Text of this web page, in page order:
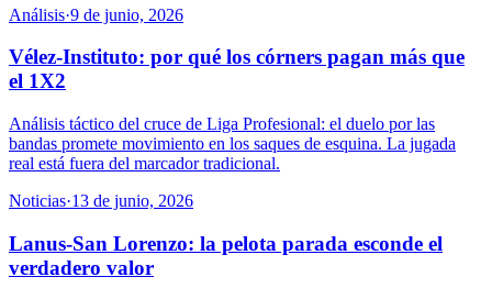
Análisis·9 de junio, 2026
Vélez-Instituto: por qué los córners pagan más que
el 1X2
Análisis táctico del cruce de Liga Profesional: el duelo por las
bandas promete movimiento en los saques de esquina. La jugada
real está fuera del marcador tradicional.
Noticias·13 de junio, 2026
Lanus-San Lorenzo: la pelota parada esconde el
verdadero valor